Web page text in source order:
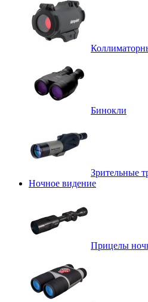
Бинокли
Зрительные
Ночное видение
Прицелы